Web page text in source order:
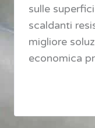
sulle
scaldanti
migliore
economica